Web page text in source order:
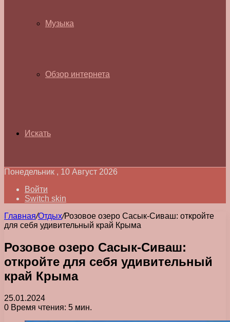
Музыка
Обзор интернета
Искать
Понедельник , 10 Август 2026
Войти
Switch skin
Главная/Отдых/Розовое озеро Сасык-Сиваш: откройте
для себя удивительный край Крыма
Розовое озеро Сасык-Сиваш:
откройте для себя удивительный
край Крыма
25.01.2024
0 Время чтения: 5 мин.